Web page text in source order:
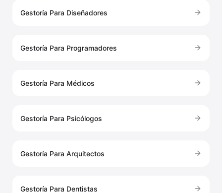
Gestoría Para Diseñadores
Gestoría Para Programadores
Gestoría Para Médicos
Gestoría Para Psicólogos
Gestoría Para Arquitectos
Gestoría Para Dentistas